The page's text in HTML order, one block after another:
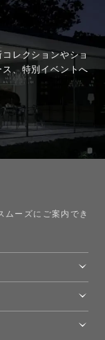
レクションやショ
、特別イベントへ
ムーズにご案内でき